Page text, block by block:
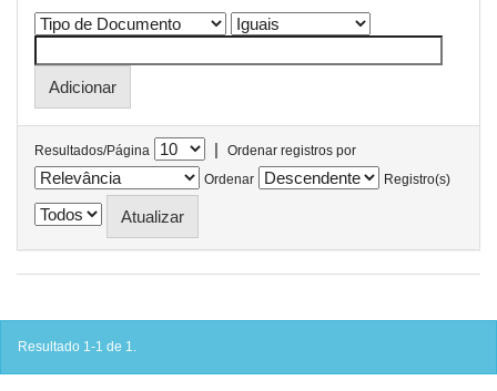
Resultados/Página |
Ordenar registros por
Ordenar
Registro(s)
Resultado 1-1 de 1.